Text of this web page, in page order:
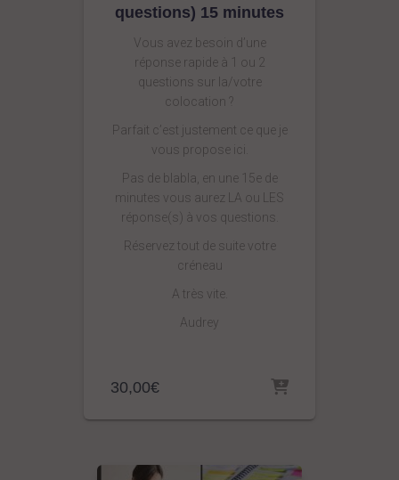
questions) 15 minutes
Vous avez besoin d’une
réponse rapide à 1 ou 2
questions sur la/votre
colocation ?
Parfait c’est justement ce que je
vous propose ici.
Pas de blabla, en une 15e de
minutes vous aurez LA ou LES
réponse(s) à vos questions.
Réservez tout de suite votre
créneau
A très vite.
Audrey
30,00€